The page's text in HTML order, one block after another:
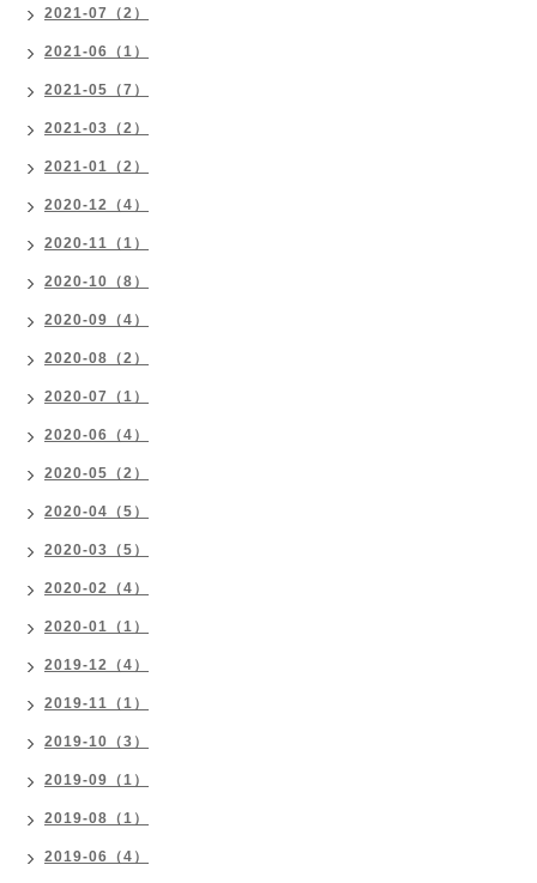
2021-07（2）
2021-06（1）
2021-05（7）
2021-03（2）
2021-01（2）
2020-12（4）
2020-11（1）
2020-10（8）
2020-09（4）
2020-08（2）
2020-07（1）
2020-06（4）
2020-05（2）
2020-04（5）
2020-03（5）
2020-02（4）
2020-01（1）
2019-12（4）
2019-11（1）
2019-10（3）
2019-09（1）
2019-08（1）
2019-06（4）